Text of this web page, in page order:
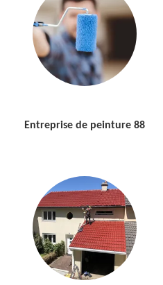
Entreprise de peinture 88